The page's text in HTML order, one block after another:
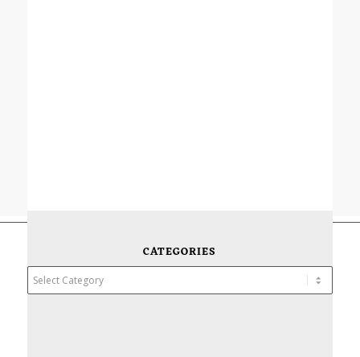
CATEGORIES